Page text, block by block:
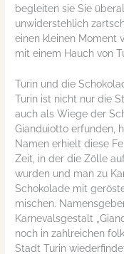
begleiten sie Sie
unwiderstehlich
einen kleinen Moment
mit einem Hauch von
Turin und die
Turin ist nicht nur die
auch als Wiege der
Gianduiotto erfunden,
Namen erhielt diese
Zeit, in der die Zölle
wurden und man zu
Schokolade mit
mischen.
Karnevalsgestalt
noch in zahlreichen
Stadt Turin